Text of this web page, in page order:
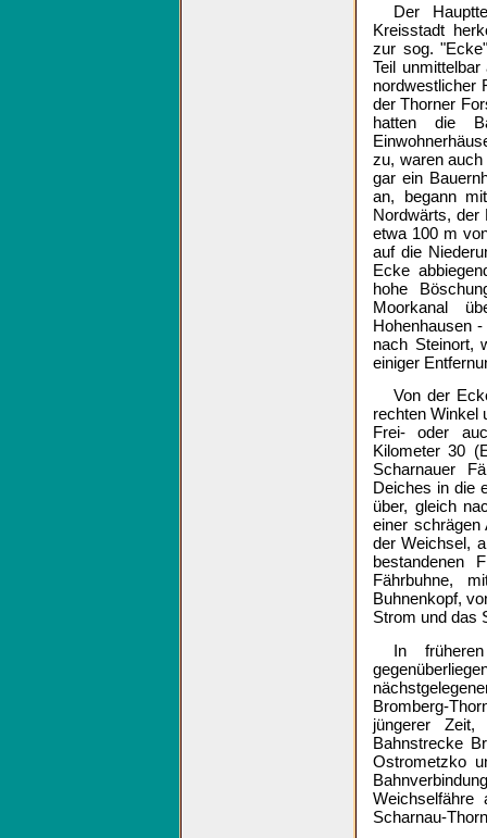
Der
Kreisstadt
zur sog.
Teil
nordwestlicher
der Thorner
hatten die
zu, waren
gar ein
an, begann
Nordwärts, der
etwa 100 m
auf die
Ecke
hohe
Moorkanal
Hohenhausen
nach Steinort,
einiger
Von der
rechten Winkel
Frei- oder
Kilometer 30
Scharnauer
Deiches in die
über, gleich
einer schrägen
der Weichsel,
bestandenen
Fährbuhne,
Buhnenkopf,
Strom und das
In
Bromberg-
jüngerer
Bahnstrecke
Ostrometzko
Scharnau-